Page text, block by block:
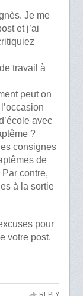
Je me
et j’ai
travail à
peut on
avec
?
consignes
de
contre,
à la sortie
pour
votre post.
REPLY